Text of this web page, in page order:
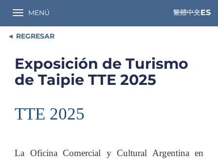
Toggle navigation
MENÚ 繁體中文ES
REGRESAR
Exposición de Turismo
de Taipie TTE 2025
TTE 2025
La Oficina Comercial y Cultural Argentina en